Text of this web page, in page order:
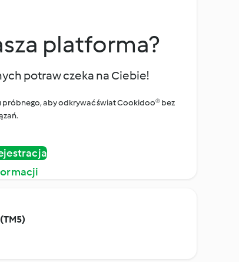
platforma?
potraw czeka na Ciebie!
próbnego, aby odkrywać świat Cookidoo® bez